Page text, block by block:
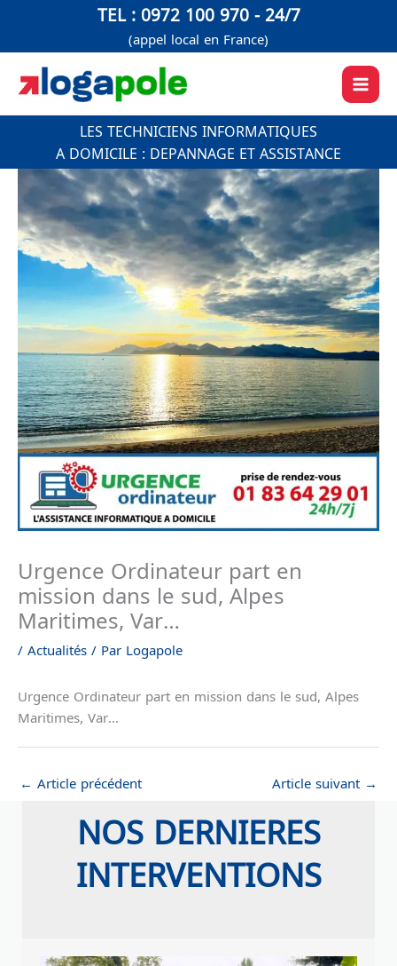
contenu
TEL : 0972 100 970 - 24/7
(appel local en France)
LES TECHNICIENS INFORMATIQUES
A DOMICILE : DEPANNAGE ET ASSISTANCE
Urgence Ordinateur part en
mission dans le sud, Alpes
Maritimes, Var…
/ Actualités / Par Logapole
Urgence Ordinateur part en mission dans le sud, Alpes
Maritimes, Var…
← Article précédent Article suivant →
NOS DERNIERES
INTERVENTIONS